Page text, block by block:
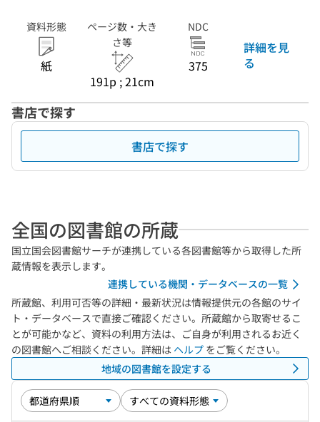
資料形態
紙
ページ数・大き
さ等
191p ; 21cm
NDC
375
詳細を見
る
書店で探す
書店で探す
全国の図書館の所蔵
国立国会図書館サーチが連携している各図書館等から取得した所
蔵情報を表示します。
連携している機関・データベースの一覧
所蔵館、利用可否等の詳細・最新状況は情報提供元の各館のサイ
ト・データベースで直接ご確認ください。所蔵館から取寄せるこ
とが可能かなど、資料の利用方法は、ご自身が利用されるお近く
の図書館へご相談ください。詳細は ヘルプ をご覧ください。
地域の図書館を設定する